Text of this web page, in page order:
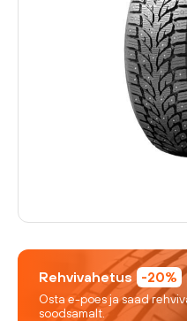
Rehvivahetus -20%
Osta e-poes ja saad
soodsamalt.